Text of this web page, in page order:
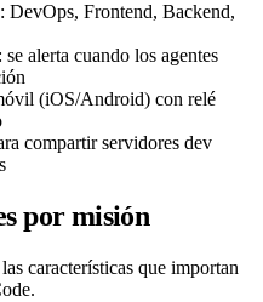
DevOps, Frontend, Backend,
alerta cuando los agentes
(iOS/Android) con relé
compartir servidores dev
por misión
características que importan